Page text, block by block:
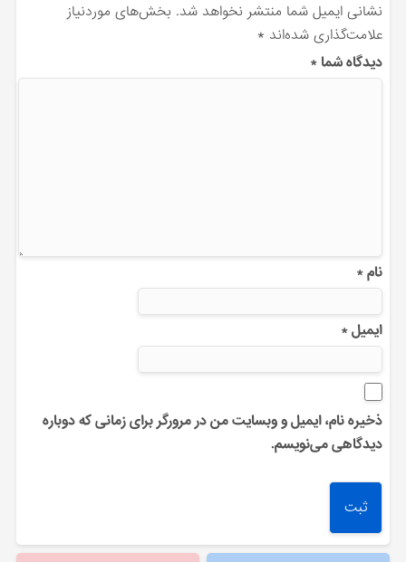
نشانی ایمیل شما منتشر نخواهد شد. بخش‌های موردنیاز
علامت‌گذاری شده‌اند *
دیدگاه شما*
نام*
ایمیل*
ذخیره نام، ایمیل و وبسایت من در مرورگر برای زمانی که دوباره
دیدگاهی می‌نویسم.